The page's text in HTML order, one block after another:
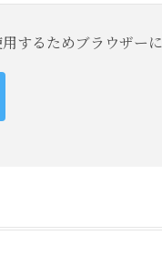
するためブラウザー